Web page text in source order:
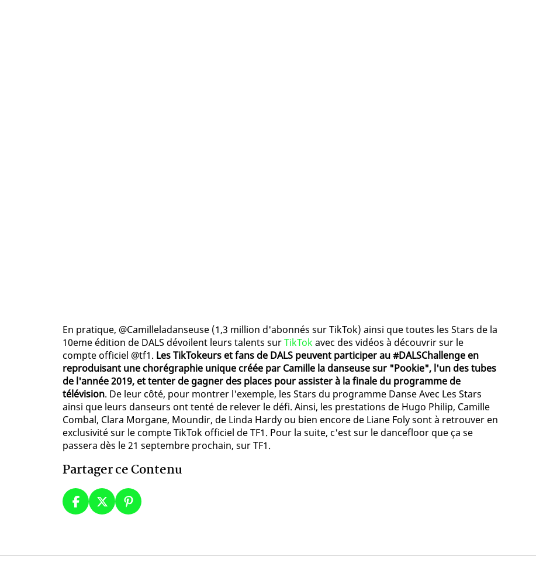
En pratique, @Camilleladanseuse (1,3 million d'abonnés sur TikTok) ainsi que toutes les Stars de la
10eme édition de DALS dévoilent leurs talents surTikTokavec des vidéos à découvrir sur le
compte officiel @tf1. Les TikTokeurs et fans de DALS peuvent participer au #DALSChallenge en
reproduisant une chorégraphie unique créée par Camille la danseuse sur "Pookie", l'un des tubes
de l'année 2019, et tenter de gagner des places pour assister à la finale du programme de
télévision. De leur côté, pour montrer l'exemple, les Stars du programme Danse Avec Les Stars
ainsi que leurs danseurs ont tenté de relever le défi. Ainsi, les prestations de Hugo Philip, Camille
Combal, Clara Morgane, Moundir, de Linda Hardy ou bien encore de Liane Foly sont à retrouver en
exclusivité sur le compte TikTok officiel de TF1. Pour la suite, c'est sur le dancefloor que ça se
passera dès le 21 septembre prochain, sur TF1.
Partager ce Contenu